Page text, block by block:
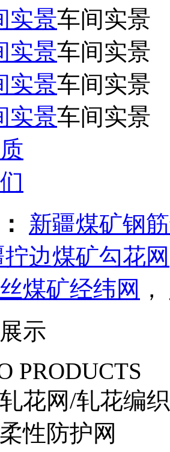
车间实景
车间实景
车间实景
车间实景
新疆煤矿钢
边煤矿勾花网
煤矿经纬网 ，
示
PRODUCTS
花网/轧花编
性防护网